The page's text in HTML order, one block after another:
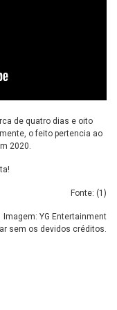
de quatro dias e oito
o feito pertencia ao
2020.
Fonte: (1 )
Imagem: YG Entertainment
sem os devidos créditos.